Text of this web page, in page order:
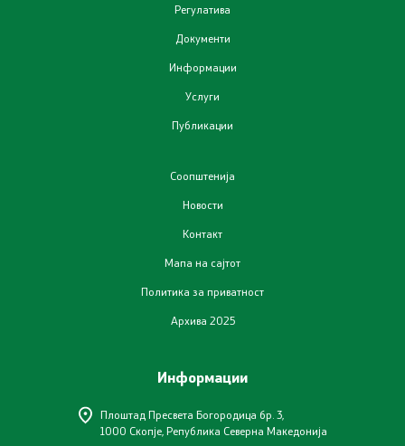
Листа согласно закон за квалитет на воздух
Меѓународни извештаи
Проекти
Регулатива
Документи
Информации
Услуги
Публикации
Соопштенија
Новости
Контакт
Мапа на сајтот
Политика за приватност
Архива 2025
Информации
Плоштад Пресвета Богородица бр. 3,
1000 Скопје, Република Северна Македонија